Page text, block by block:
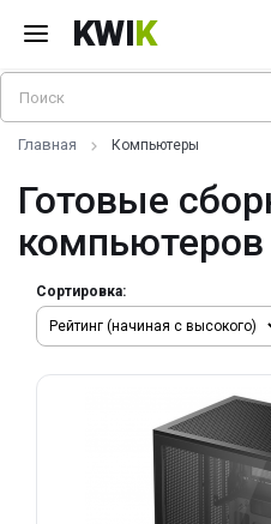
KWIK
Главная Компьютеры
Готовые
Сортировка: